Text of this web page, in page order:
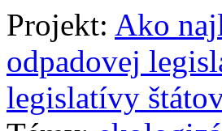
Projekt: Ako
odpadovej
legislatívy